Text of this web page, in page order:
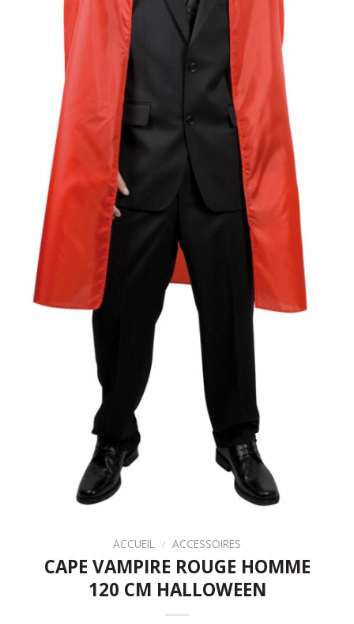
ACCUEIL / ACCESSOIRES
CAPE VAMPIRE ROUGE HOMME
120 CM HALLOWEEN